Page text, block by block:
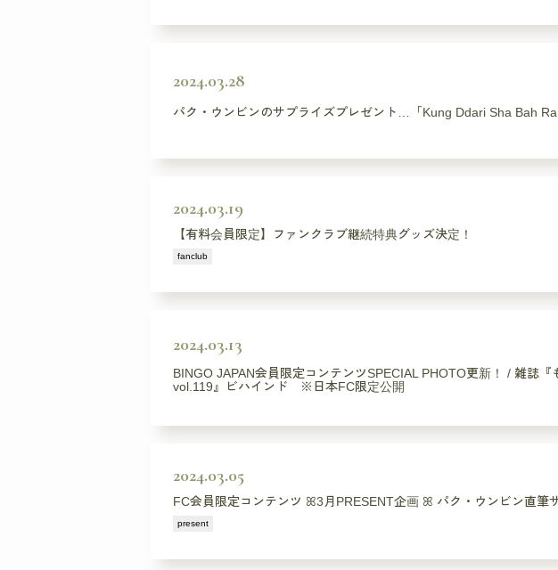
2024.03.28
パク・ウンビンのサプライズプレゼント…「Kung Ddari Sha Bah
2024.03.19
【有料会員限定】ファンクラブ継続特典グッズ決定！
fanclub
2024.03.13
BINGO JAPAN会員限定コンテンツSPECIAL PHOTO更新！ / 雑誌
vol.119』ビハインド ※日本FC限定公開
2024.03.05
FC会員限定コンテンツ ꕤ3月PRESENT企画 ꕤ パク・ウンビン直筆
present